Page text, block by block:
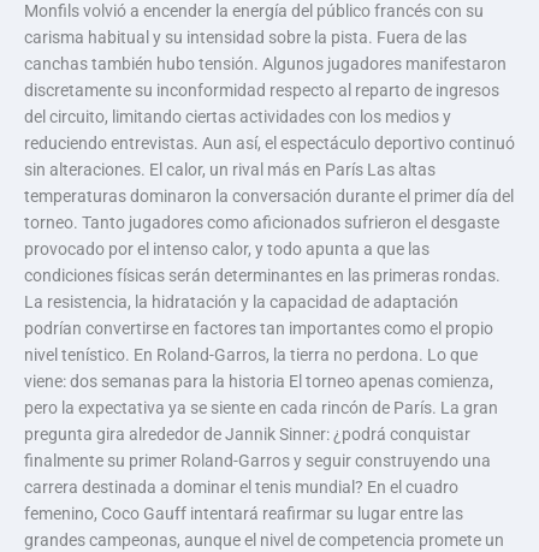
Monfils volvió a encender la energía del público francés con su
carisma habitual y su intensidad sobre la pista. Fuera de las
canchas también hubo tensión. Algunos jugadores manifestaron
discretamente su inconformidad respecto al reparto de ingresos
del circuito, limitando ciertas actividades con los medios y
reduciendo entrevistas. Aun así, el espectáculo deportivo continuó
sin alteraciones. El calor, un rival más en París Las altas
temperaturas dominaron la conversación durante el primer día del
torneo. Tanto jugadores como aficionados sufrieron el desgaste
provocado por el intenso calor, y todo apunta a que las
condiciones físicas serán determinantes en las primeras rondas.
La resistencia, la hidratación y la capacidad de adaptación
podrían convertirse en factores tan importantes como el propio
nivel tenístico. En Roland-Garros, la tierra no perdona. Lo que
viene: dos semanas para la historia El torneo apenas comienza,
pero la expectativa ya se siente en cada rincón de París. La gran
pregunta gira alrededor de Jannik Sinner: ¿podrá conquistar
finalmente su primer Roland-Garros y seguir construyendo una
carrera destinada a dominar el tenis mundial? En el cuadro
femenino, Coco Gauff intentará reafirmar su lugar entre las
grandes campeonas, aunque el nivel de competencia promete un